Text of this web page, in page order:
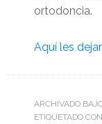
ortodoncia.
Aquí les
ARCHIVADO
ETIQUETADO